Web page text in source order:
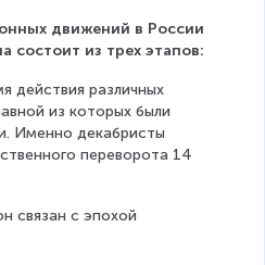
движений в России
состоит из трех этапов:
действия различных
из которых были
Именно декабристы
переворота 14
связан с эпохой